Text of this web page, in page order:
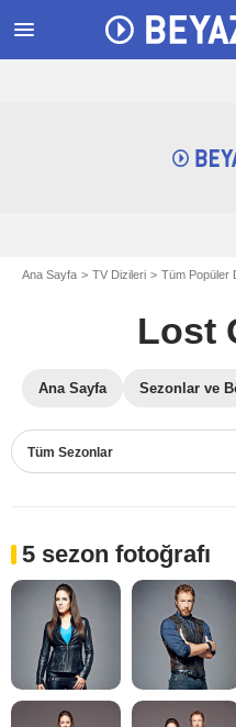
menu
Ana Sayfa TV Dizileri Tüm Popüler
Lost
Ana Sayfa Sezonlar ve
Tüm Sezonlar
5 sezon fotoğrafı